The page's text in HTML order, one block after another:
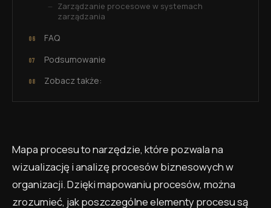
Zarządzanie procesowe w systemach
zarządzania
FAQ
Podsumowanie
Zobacz także:
Mapa procesu to narzędzie, które pozwala na
wizualizację i analizę procesów biznesowych w
organizacji. Dzięki mapowaniu procesów, można
zrozumieć, jak poszczególne elementy procesu są